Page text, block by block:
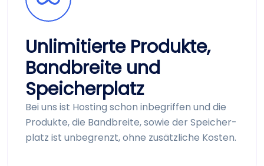
Unlimitierte Produkte,
Bandbreite und
Speicher­platz
Bei uns ist Hosting schon inbegriffen und die
Produkte, die Bandbreite, sowie der Speicher­
platz ist unbegrenzt, ohne zusätzliche Kosten.